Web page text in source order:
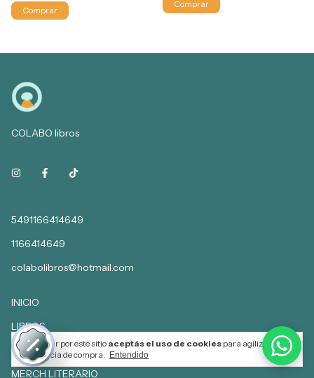
Al navegar por este sitio aceptás el uso de cookies para agilizar tu
experiencia de compra.
Entendido
COLABO libros
5491166414649
1166414649
colabolibros@hotmail.com
INICIO
LIBROS
SUSCRIPCION
MERCH LITERARIO